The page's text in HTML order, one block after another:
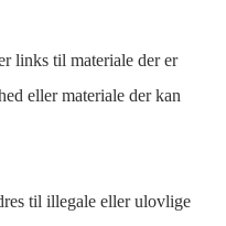
links til materiale der er
eller materiale der kan
til illegale eller ulovlige